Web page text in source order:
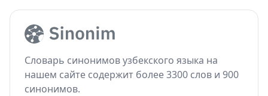
Словарь синонимов узбекского языка на
нашем сайте содержит более 3300 слов и 900
синонимов.